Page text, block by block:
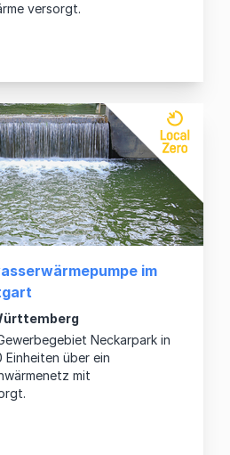
versorgt.
im
Neckarpark in
über ein
mit